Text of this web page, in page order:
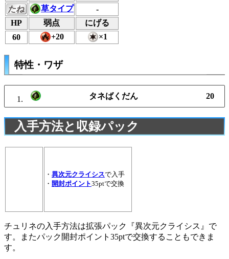
たね
草タイプ
-
HP
弱点
にげる
60
+20 ×1
特性・ワザ
タネばくだん 20
入手方法と収録パック
・ 異次元クライシスで入手
・ 開封ポイント35ptで交換
チュリネの入手方法は拡張パック『異次元クライシス』で
す。またパック開封ポイント35ptで交換することもできま
す。